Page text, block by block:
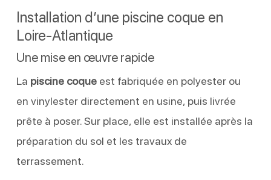
Installation d’une piscine coque en
Loire-Atlantique
Une mise en œuvre rapide
La piscine coqueest fabriquée en polyester ou
en vinylester directement en usine, puis livrée
prête à poser. Sur place, elle est installée après la
préparation du sol et les travaux de
terrassement.